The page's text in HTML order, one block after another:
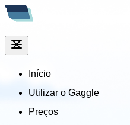
Início
Utilizar o Gaggle
Preços